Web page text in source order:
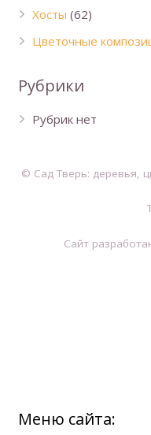
Хосты (62)
Цветочные
Рубрики
Рубрик нет
© Сад Тверь: деревья,
Сайт
Меню сайта: